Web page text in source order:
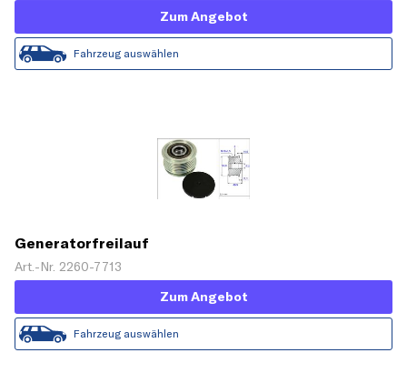
Zum Angebot
Fahrzeug auswählen
Generatorfreilauf
Art.-Nr. 2260-7713
Zum Angebot
Fahrzeug auswählen